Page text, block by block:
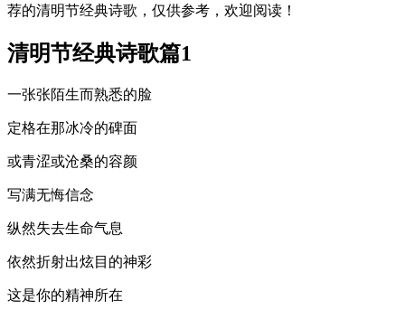
荐的清明节经典诗歌，仅供参考，欢迎阅读！
清明节经典诗歌篇1
一张张陌生而熟悉的脸
定格在那冰冷的碑面
或青涩或沧桑的容颜
写满无悔信念
纵然失去生命气息
依然折射出炫目的神彩
这是你的精神所在